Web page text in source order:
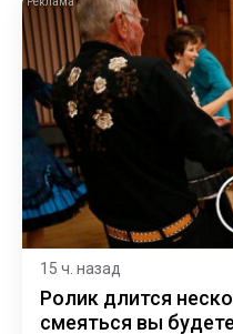
15 ч. назад
Ролик длится
смеяться вы